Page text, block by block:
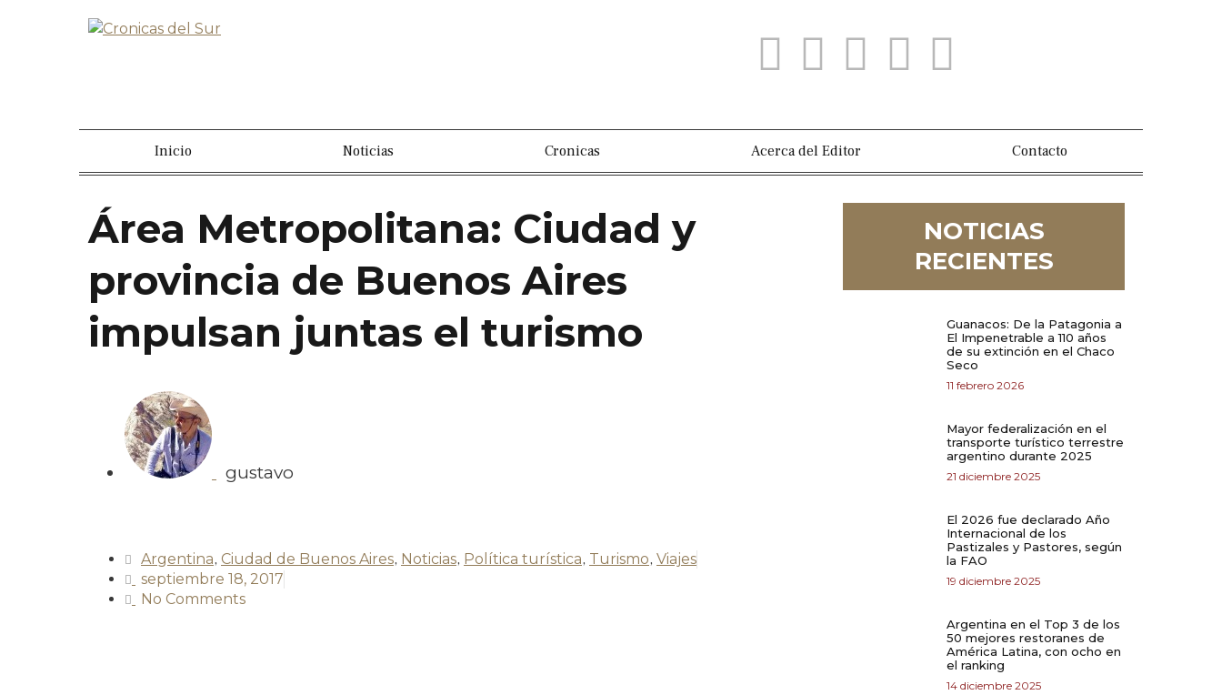
Inicio Noticias Cronicas Acerca del Editor Contacto
Área Metropolitana: Ciudad y
provincia de Buenos Aires
impulsan juntas el turismo
gustavo
Argentina, Ciudad de Buenos Aires, Noticias, Política turística, Turismo, Viajes
septiembre 18, 2017
No Comments
NOTICIAS
RECIENTES
Guanacos: De la Patagonia a
El Impenetrable a 110 años
de su extinción en el Chaco
Seco
11 febrero 2026
Mayor federalización en el
transporte turístico terrestre
argentino durante 2025
21 diciembre 2025
El 2026 fue declarado Año
Internacional de los
Pastizales y Pastores, según
la FAO
19 diciembre 2025
Argentina en el Top 3 de los
50 mejores restoranes de
América Latina, con ocho en
el ranking
14 diciembre 2025